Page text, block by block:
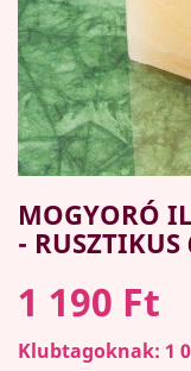
MOGYORÓ
- RUSZTIKUS
1 190 Ft
Klubtagoknak: 1